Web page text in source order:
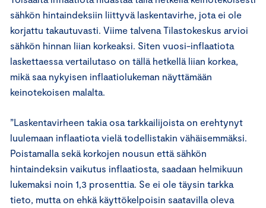
sähkön hintaindeksiin liittyvä laskentavirhe, jota ei ole
korjattu takautuvasti. Viime talvena Tilastokeskus arvioi
sähkön hinnan liian korkeaksi. Siten vuosi-inflaatiota
laskettaessa vertailutaso on tällä hetkellä liian korkea,
mikä saa nykyisen inflaatiolukeman näyttämään
keinotekoisen malalta.
”Laskentavirheen takia osa tarkkailijoista on erehtynyt
luulemaan inflaatiota vielä todellistakin vähäisemmäksi.
Poistamalla sekä korkojen nousun että sähkön
hintaindeksin vaikutus inflaatiosta, saadaan helmikuun
lukemaksi noin 1,3 prosenttia. Se ei ole täysin tarkka
tieto, mutta on ehkä käyttökelpoisin saatavilla oleva